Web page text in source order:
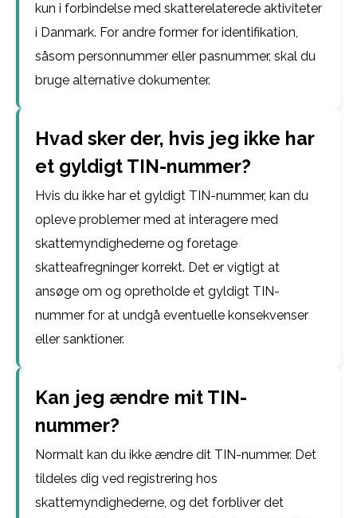
kun i forbindelse med skatterelaterede aktiviteter
i Danmark. For andre former for identifikation,
såsom personnummer eller pasnummer, skal du
bruge alternative dokumenter.
Hvad sker der, hvis jeg ikke har
et gyldigt TIN-nummer?
Hvis du ikke har et gyldigt TIN-nummer, kan du
opleve problemer med at interagere med
skattemyndighederne og foretage
skatteafregninger korrekt. Det er vigtigt at
ansøge om og opretholde et gyldigt TIN-
nummer for at undgå eventuelle konsekvenser
eller sanktioner.
Kan jeg ændre mit TIN-
nummer?
Normalt kan du ikke ændre dit TIN-nummer. Det
tildeles dig ved registrering hos
skattemyndighederne, og det forbliver det